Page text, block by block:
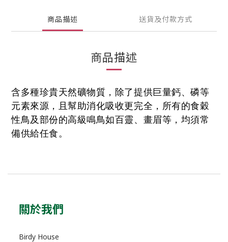
商品描述 送貨及付款方式
商品描述
含多種珍貴天然礦物質，除了提供巨量鈣、磷等
元素來源，且幫助消化吸收更完全，所有的食穀
性鳥及部份的高級鳴鳥如百靈、畫眉等，均須常
備供給任食。
關於我們
Birdy House